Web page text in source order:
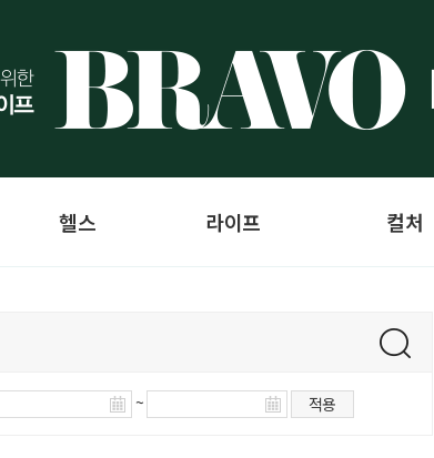
헬스 라이프 컬처
~ 적용